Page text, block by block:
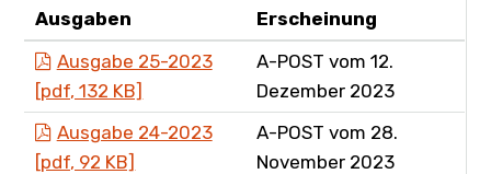
Ausgaben
Erscheinung
Ausgabe 25-2023
[pdf, 132 KB]
A-POST vom 12.
Dezember 2023
Ausgabe 24-2023
[pdf, 92 KB]
A-POST vom 28.
November 2023